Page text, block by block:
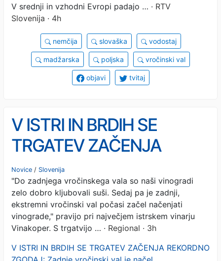
V srednji in vzhodni Evropi padajo … · RTV
Slovenija · 4h
nemčija slovaška vodostaj
madžarska poljska vročinski val
objavi tvitaj
V ISTRI IN BRDIH SE
TRGATEV ZAČENJA
REKORDNO ZGODAJ:
Zadnji vročinski val je načel
vinograde
Novice / Slovenija
"Do zadnjega vročinskega vala so naši vinogradi
zelo dobro kljubovali suši. Sedaj pa je zadnji,
ekstremni vročinski val počasi začel načenjati
vinograde," pravijo pri največjem istrskem vinarju
Vinakoper. S trgatvijo … · Regional · 3h
V ISTRI IN BRDIH SE TRGATEV ZAČENJA REKORDNO